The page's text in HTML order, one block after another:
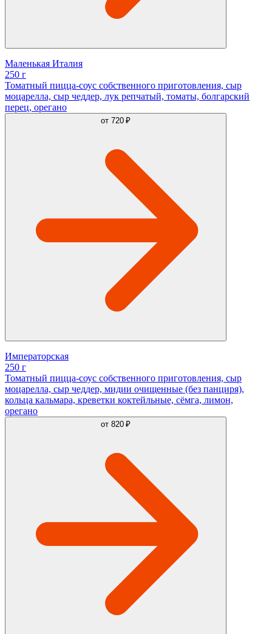
Маленькая Италия
250 г
Томатный пицца-соус собственного приготовления, сыр
моцарелла, сыр чеддер, лук репчатый, томаты, болгарский
перец, орегано
от 720 ₽
Императорская
250 г
Томатный пицца-соус собственного приготовления, сыр
моцарелла, сыр чеддер, мидии очищенные (без панциря),
кольца кальмара, креветки коктейльные, сёмга, лимон,
орегано
от 820 ₽